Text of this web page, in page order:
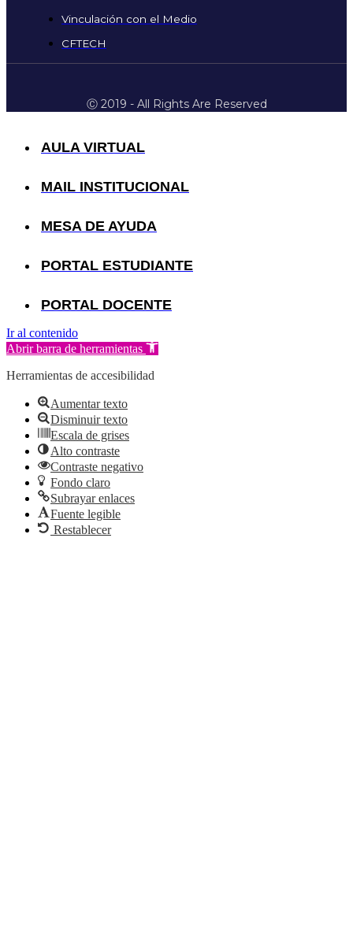
Vinculación con el Medio
CFTECH
Ⓒ 2019 - All Rights Are Reserved
AULA VIRTUAL
MAIL INSTITUCIONAL
MESA DE AYUDA
PORTAL ESTUDIANTE
PORTAL DOCENTE
Ir al contenido
Abrir barra de herramientas
Herramientas de accesibilidad
Aumentar texto
Disminuir texto
Escala de grises
Alto contraste
Contraste negativo
Fondo claro
Subrayar enlaces
Fuente legible
Restablecer